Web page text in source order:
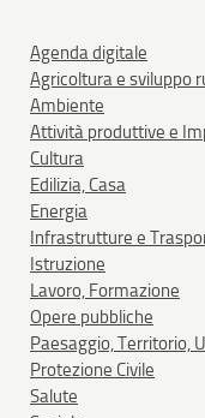
Agenda digitale
Agricoltura e sviluppo
Ambiente
Attività produttive e
Cultura
Edilizia, Casa
Energia
Infrastrutture e
Istruzione
Lavoro, Formazione
Opere pubbliche
Paesaggio, Territorio,
Protezione Civile
Salute